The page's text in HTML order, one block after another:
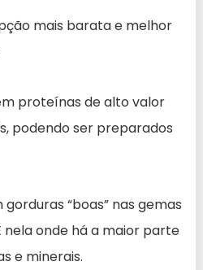
mais barata e melhor
proteínas de alto valor
podendo ser preparados
“boas” nas gemas
nela onde há a maior parte
e minerais.